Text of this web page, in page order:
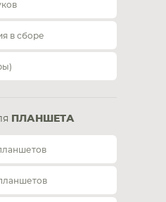
в сборе
ПЛАНШЕТА